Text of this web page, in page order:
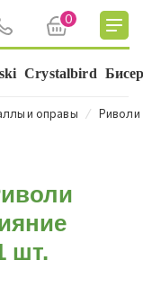
0
Crystalbird
и оправы ⁄ Риволи
шт.